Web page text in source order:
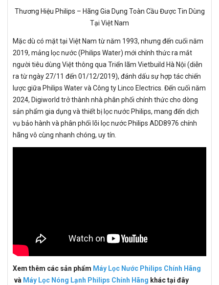
Thương Hiệu Philips – Hãng Gia Dụng Toàn Cầu Được Tin Dùng
Tại Việt Nam
Mặc dù có mặt tại Việt Nam từ năm 1993, nhưng đến cuối năm
2019, mảng lọc nước (Philips Water) mới chính thức ra mắt
người tiêu dùng Việt thông qua Triển lãm Vietbuild Hà Nội (diễn
ra từ ngày 27/11 đến 01/12/2019), đánh dấu sự hợp tác chiến
lược giữa Philips Water và Công ty Linco Electrics. Đến cuối năm
2024, Digiworld trở thành nhà phân phối chính thức cho dòng
sản phẩm gia dụng và thiết bị lọc nước Philips, mang đến dịch
vụ bảo hành và phân phối lõi lọc nước Philips ADD8976 chính
hãng vô cùng nhanh chóng, uy tín.
Xem thêm các sản phẩm Máy Lọc Nước Philips Chính Hãng
và Máy Lọc Nóng Lạnh Philips Chính Hãng khác tại đây